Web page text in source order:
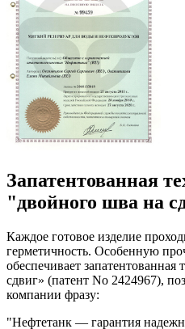
Запатентованная
"двойного шва на
Каждое готовое изделие
герметичность. Особенную
обеспечивает
сдвиг» (патент No 2424967),
компании фразу:
"Нефтетанк — гарантия